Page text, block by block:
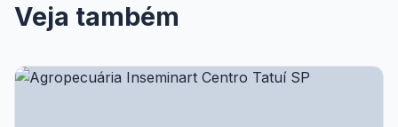
Veja também